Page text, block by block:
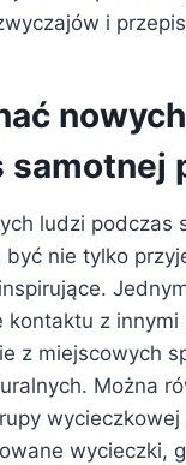
i
samotnej
ludzi podczas
być nie tylko
kontaktu z innymi
z miejscowych
Można
wycieczki,